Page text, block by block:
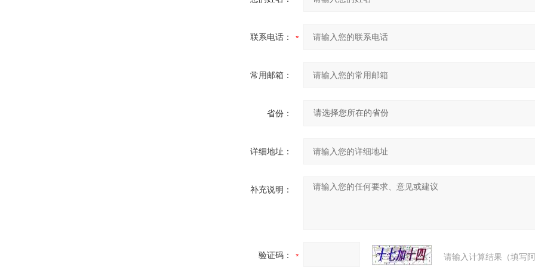
联系电话：
常用邮箱：
省份：
详细地址：
补充说明：
验证码： 请输入计算结果（填写